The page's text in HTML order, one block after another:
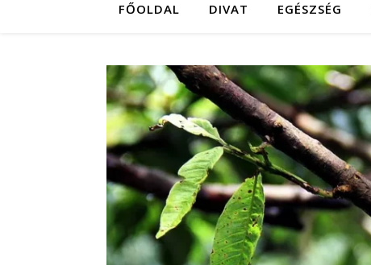
FŐOLDAL DIVAT EGÉSZSÉG